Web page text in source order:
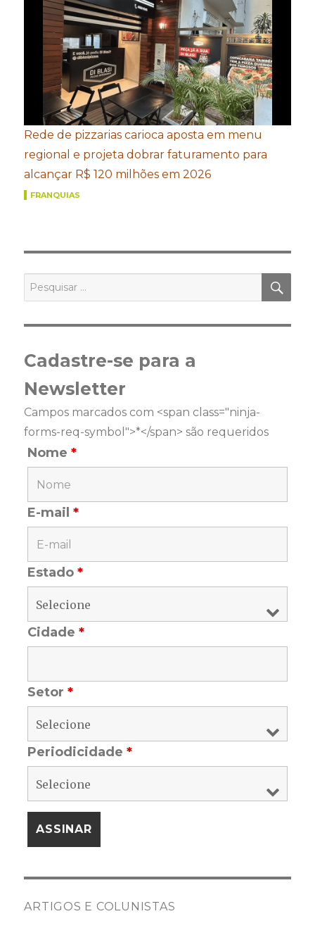
Rede de pizzarias carioca aposta em menu
regional e projeta dobrar faturamento para
alcançar R$ 120 milhões em 2026
FRANQUIAS
por:
Cadastre-se para a
Newsletter
Campos marcados com <span class="ninja-
forms-req-symbol">*</span> são requeridos
Nome*
E-mail*
Estado*
Cidade*
Setor*
Periodicidade*
ARTIGOS E COLUNISTAS